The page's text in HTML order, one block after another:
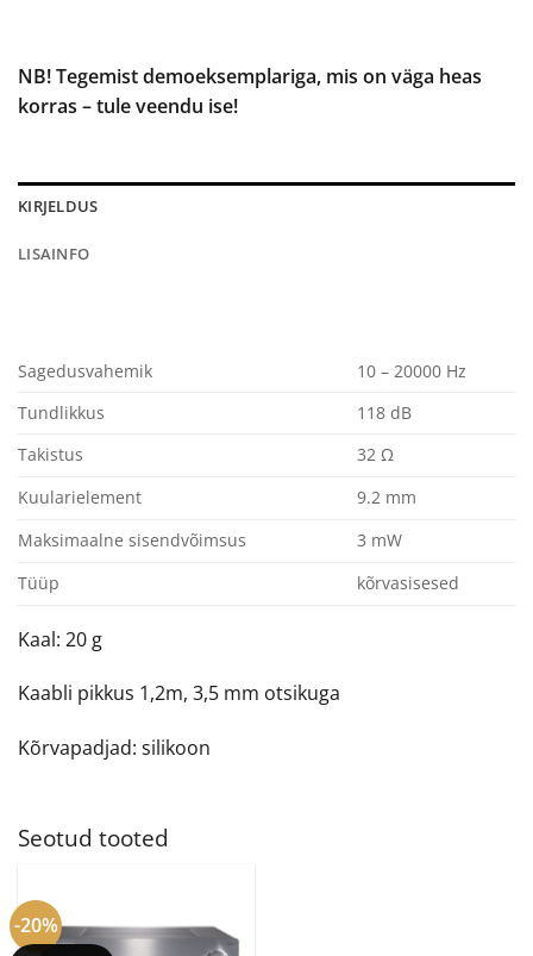
NB! Tegemist demoeksemplariga, mis on väga heas
korras – tule veendu ise!
KIRJELDUS
LISAINFO
Sagedusvahemik
10 – 20000 Hz
Tundlikkus
118 dB
Takistus
32 Ω
Kuularielement
9.2 mm
Maksimaalne sisendvõimsus
3 mW
Tüüp
kõrvasisesed
Kaal: 20 g
Kaabli pikkus 1,2m, 3,5 mm otsikuga
Kõrvapadjad: silikoon
Seotud tooted
-20%